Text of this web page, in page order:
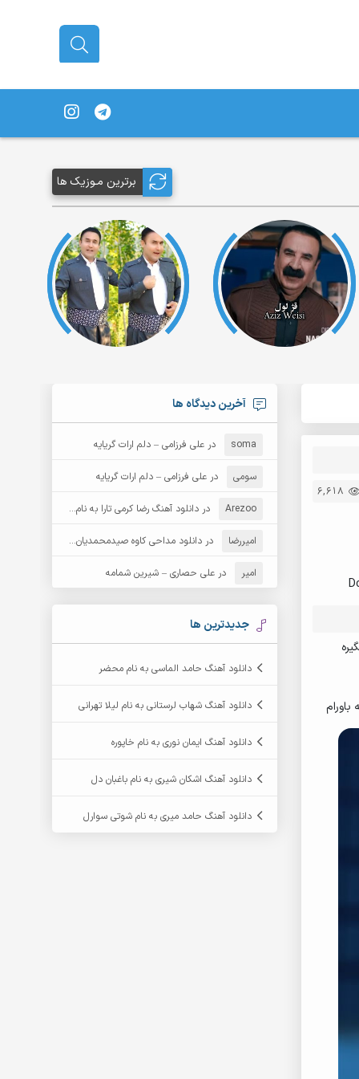
برترین مـوزیک ها
6,618
آخرین دیدگاه ها
soma درعلی فرزامی – دلم ارات گریایه
سومی درعلی فرزامی – دلم ارات گریایه
Arezoo دردانلود آهنگ رضا کرمی تارا به نام قمار
امیررضا دردانلود مداحی کاوه صیدمحمدیان به نام سردار باوفا
امیر درعلی حصاری – شیرین شمامه
جدیدترین ها
دانلود آهنگ حامد الماسی به نام محضر
دانلود آهنگ شهاب لرستانی به نام لیلا تهرانی
دانلود آهنگ ایمان نوری به نام خاپوره
دانلود آهنگ اشکان شیری به نام باغبان دل
دانلود آهنگ حامد میری به نام شوتی سوارل